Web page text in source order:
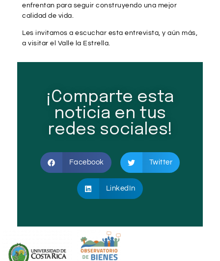
enfrentan para seguir construyendo una mejor
calidad de vida.
Les invitamos a escuchar esta entrevista, y aún más,
a visitar el Valle la Estrella.
¡Comparte esta
noticia en tus
redes sociales!
Facebook Twitter
LinkedIn